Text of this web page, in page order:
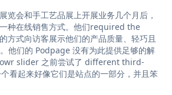
会和手工艺品展上开展业务几个月后，
种在线销售方式。他们required the
方式向访客展示他们的产品质量、轻巧且
他们的 Podpage 没有为此提供足够的解
slider 之前尝试了 different third-
看起来好像它们是站点的一部分，并且笨